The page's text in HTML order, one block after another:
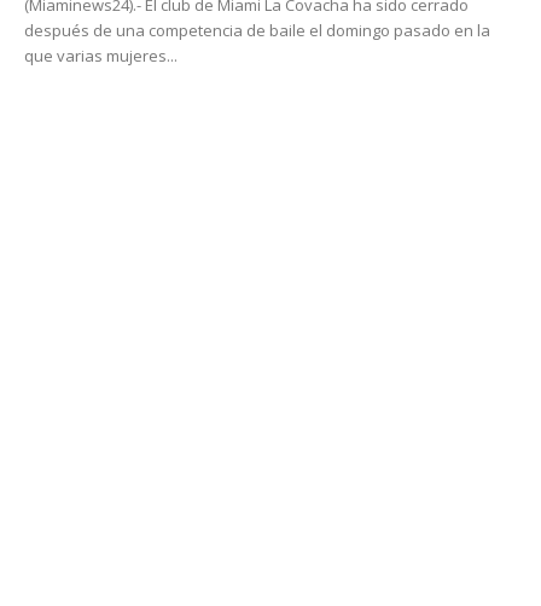
(Miaminews24).- El club de Miami La Covacha ha sido cerrado
después de una competencia de baile el domingo pasado en la
que varias mujeres...